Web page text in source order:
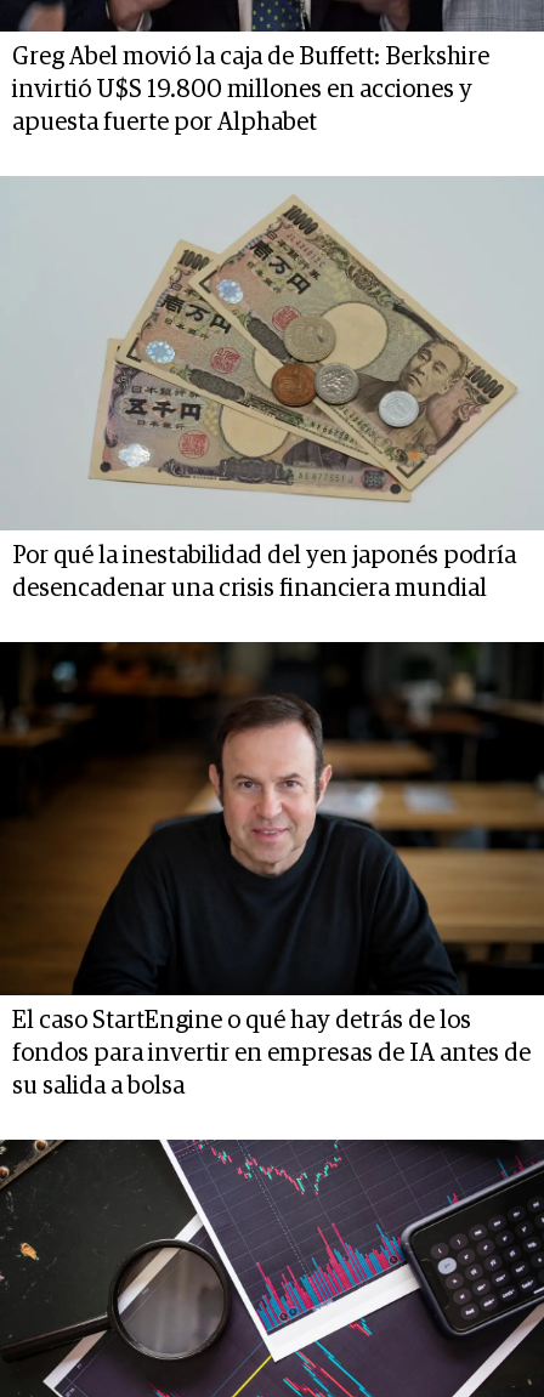
Greg Abel movió la caja de Buffett: Berkshire
invirtió U$S 19.800 millones en acciones y
apuesta fuerte por Alphabet
Por qué la inestabilidad del yen japonés podría
desencadenar una crisis financiera mundial
El caso StartEngine o qué hay detrás de los
fondos para invertir en empresas de IA antes de
su salida a bolsa